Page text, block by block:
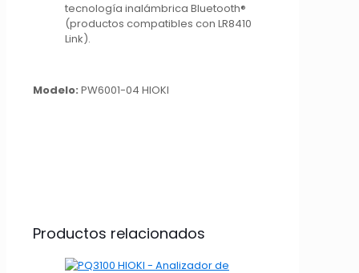
tecnología inalámbrica Bluetooth®
(productos compatibles con LR8410
Link).
Modelo: PW6001-04 HIOKI
Productos relacionados